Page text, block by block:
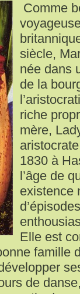
Comme
siècle,
née dans
de la
riche
mère,
1830 à
l’âge de
existence
Elle est
famille
de